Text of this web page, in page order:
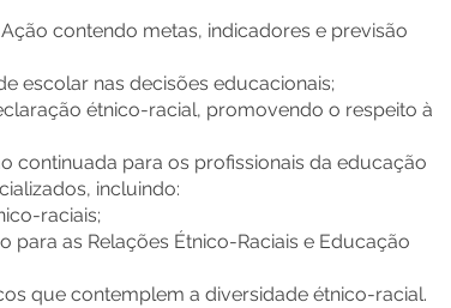
contendo metas, indicadores e previsão
escolar nas decisões educacionais;
étnico-racial, promovendo o respeito à
continuada para os profissionais da educação
incluindo:
raciais;
as Relações Étnico-Raciais e Educação
que contemplem a diversidade étnico-racial.